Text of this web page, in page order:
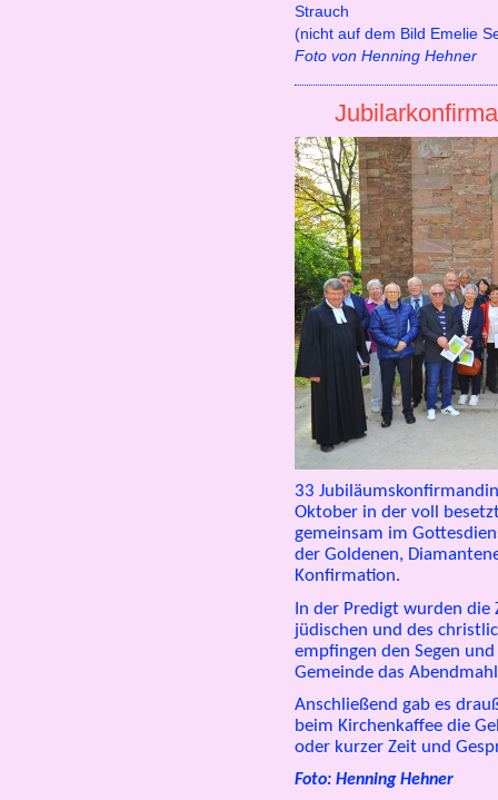
Strauch
(nicht auf dem Bild Emelie
Foto von Henning Hehner
33
Oktober in der voll
gemeinsam im
der Goldenen,
Konfirmation.
In der Predigt wurden die
jüdischen und des
empfingen den Segen
Gemeinde das
Anschließend gab es
beim Kirchenkaffee die
oder kurzer Zeit und
Foto: Henning Hehner